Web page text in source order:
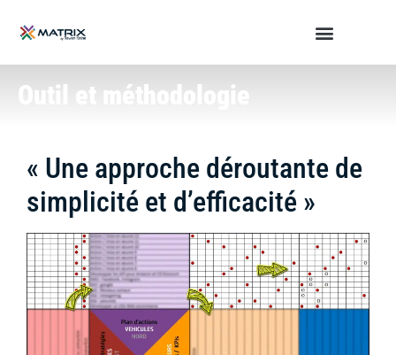
Outil et méthodologie
« Une approche déroutante de
simplicité et d’efficacité »